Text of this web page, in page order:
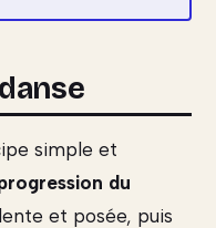
simple et
du
et posée, puis